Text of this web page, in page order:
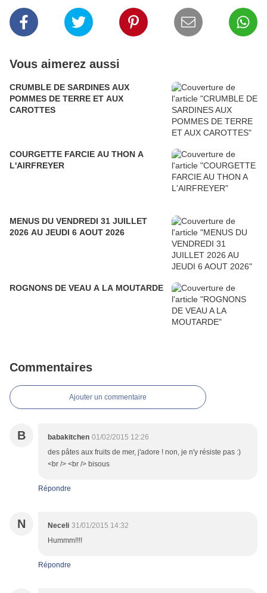
Vous aimerez aussi
CRUMBLE DE SARDINES AUX
POMMES DE TERRE ET AUX
CAROTTES
COURGETTE FARCIE AU THON A
L'AIRFREYER
MENUS DU VENDREDI 31 JUILLET
2026 AU JEUDI 6 AOUT 2026
ROGNONS DE VEAU A LA MOUTARDE
Commentaires
Ajouter un commentaire
B babakitchen 01/02/2015 12:26
des pâtes aux fruits de mer, j'adore ! non, je n'y résiste pas :)
<br /> <br /> bisous
Répondre
N Neceli 31/01/2015 14:32
Hummm!!!!
Répondre